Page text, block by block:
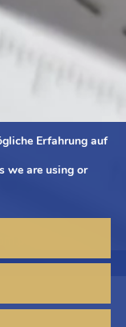
Erfahrung auf
we are using or